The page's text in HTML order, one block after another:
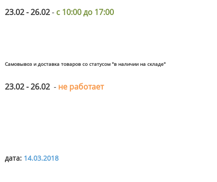
23.02 - 26.02- с 10:00 до 17:00
Самовывоз и доставка товаров со статусом "в наличии на складе"
23.02 - 26.02 - не работает
дата: 14.03.2018